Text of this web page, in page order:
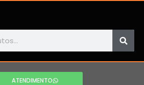
ATENDIMENTO